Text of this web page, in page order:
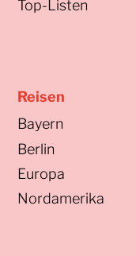
Top-Listen
Reisen
Bayern
Berlin
Europa
Nordamerika